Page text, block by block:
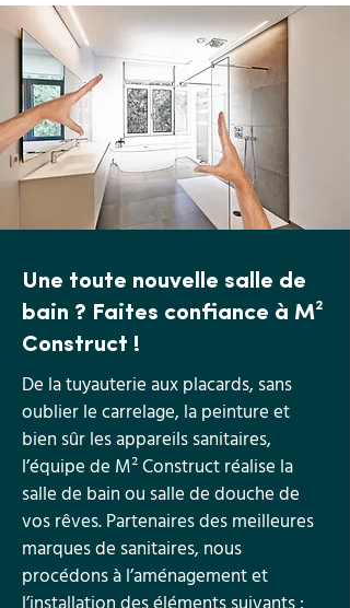
Une toute nouvelle salle de
bain ? Faites confiance à M²
Construct !
De la tuyauterie aux placards, sans
oublier le carrelage, la peinture et
bien sûr les appareils sanitaires,
l’équipe de M² Construct réalise la
salle de bain ou salle de douche de
vos rêves. Partenaires des meilleures
marques de sanitaires, nous
procédons à l’aménagement et